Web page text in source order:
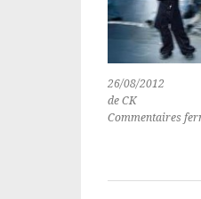
26/08/2012
de CK
Commentaires